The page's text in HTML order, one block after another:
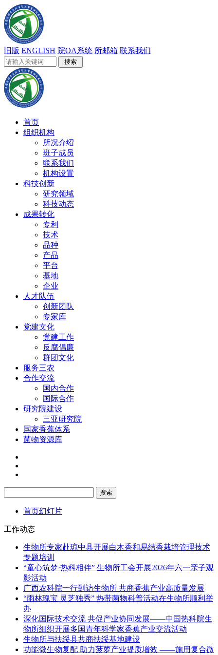
旧版 ENGLISH 院OA系统 所邮箱 联系我们
首页
组织机构
所况介绍
班子成员
联系我们
机构设置
科技创新
研究领域
科技动态
成果转化
专利
技术
品种
产品
平台
基地
企业
人才队伍
创新团队
专家库
党建文化
党建工作
反腐倡廉
群团文化
服务三农
合作交流
国内合作
国际合作
研究院建设
三亚研究院
国家香蕉体系
菌物资源库
首页幻灯片
工作动态
生物所专家赴琼中县开展白木香和易结香栽培管理技术
专题培训
“童心筑梦·热科相伴” 生物所工会开展2026年六一亲子观
影活动
广西农科院一行到访生物所 共商香蕉产业高质量发展
“雨林瑰宝 灵芝独秀” 热带菌物科普活动在生物所顺利举
办
深化国际技术交流 共促产业协同发展——中国热科院生
物所组织开展多国青年科学家香蕉产业交流活动
生物所与扶绥县共商扶绥基地建设
功能微生物复配 助力菠萝产业提质增效 ——施用复合微